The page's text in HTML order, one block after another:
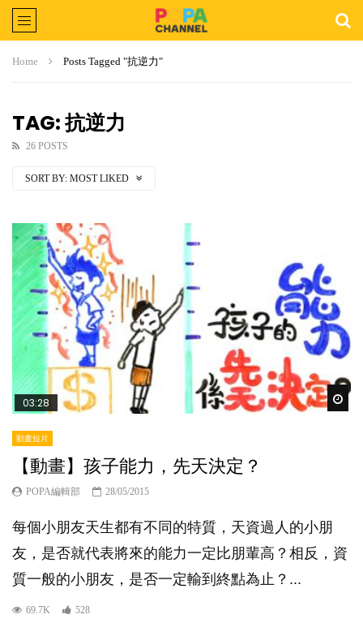
Home Posts Tagged "抗逆力"
TAG: 抗逆力
26 POSTS
SORT BY: MOST LIKED
03:28
動畫短片
【動畫】孩子能力，先天決定？
POPA編輯部 28/05/2015
每個小朋友天生都有不同的特質，天資過人的小朋
友，是否就代表將來的能力一定比朋輩高？相反，資
質一般的小朋友，是否一定輸到終點為止？...
69.7K 528